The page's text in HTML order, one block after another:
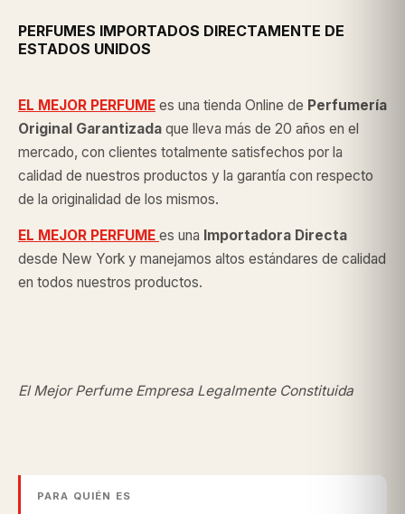
PERFUMES IMPORTADOS DIRECTAMENTE DE
ESTADOS UNIDOS
EL MEJOR PERFUME es una tienda Online de Perfumería
Original Garantizada que lleva más de 20 años en el
mercado, con clientes totalmente satisfechos por la
calidad de nuestros productos y la garantía con respecto
de la originalidad de los mismos.
EL MEJOR PERFUME es una Importadora Directa
desde New York y manejamos altos estándares de calidad
en todos nuestros productos.
El Mejor Perfume Empresa Legalmente Constituida
PARA QUIÉN ES